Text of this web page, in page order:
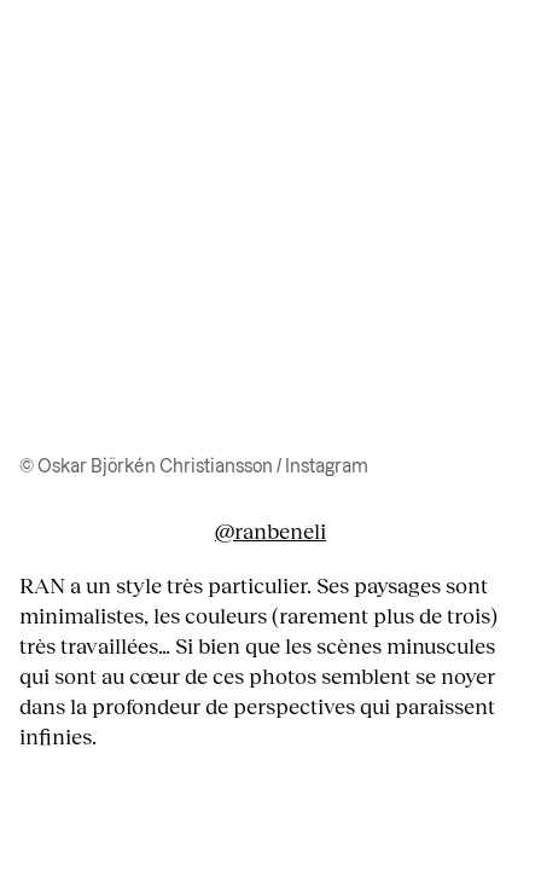
© Oskar Björkén Christiansson / Instagram
@ranbeneli
RAN a un style très particulier. Ses paysages sont
minimalistes, les couleurs (rarement plus de trois)
très travaillées… Si bien que les scènes minuscules
qui sont au cœur de ces photos semblent se noyer
dans la profondeur de perspectives qui paraissent
infinies.